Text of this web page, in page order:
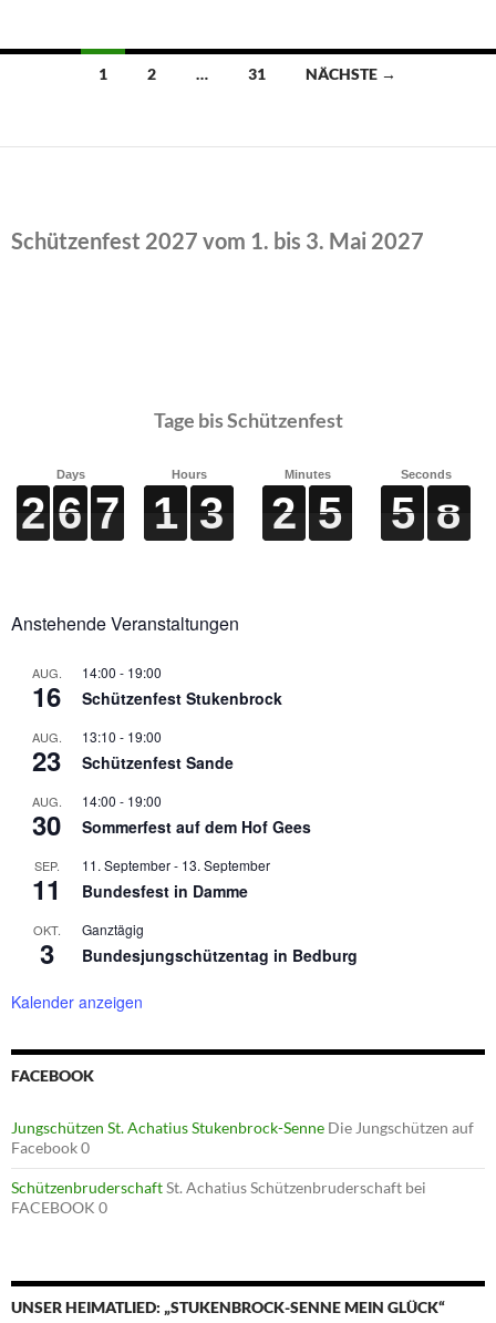
Beitragsnavigation
1 2 … 31 NÄCHSTE →
Schützenfest 2027 vom 1. bis 3. Mai 2027
Tage bis Schützenfest
Days
2
2
2
2 6
6
6
6 7
7
7
7
Hours
1
1
1
1 3
3
3
3
Minutes
2
2
2
2 5
5
5
5
Seconds
5
5
5
5 6
7
6
7
Anstehende Veranstaltungen
AUG.
16
14:00 - 19:00
Schützenfest Stukenbrock
AUG.
23
13:10 - 19:00
Schützenfest Sande
AUG.
30
14:00 - 19:00
Sommerfest auf dem Hof Gees
SEP.
11
11. September- 13. September
Bundesfest in Damme
OKT.
3
Ganztägig
Bundesjungschützentag in Bedburg
Kalender anzeigen
FACEBOOK
Jungschützen St. Achatius Stukenbrock-Senne Die Jungschützen auf
Facebook 0
SchützenbruderschaftSt. Achatius Schützenbruderschaft bei
FACEBOOK 0
UNSER HEIMATLIED: „STUKENBROCK-SENNE MEIN GLÜCK“